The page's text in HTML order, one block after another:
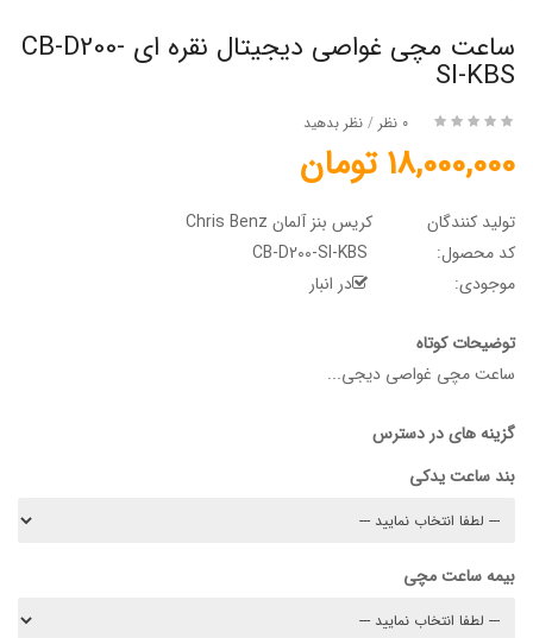
ساعت مچی غواصی دیجیتال نقره ای CB-D200-
SI-KBS
0 نظر / نظر بدهید
18,000,000 تومان
تولید کنندگان
کریس بنز آلمان Chris Benz
کد محصول:
موجودی:
در انبار
توضیحات کوتاه
ساعت مچی غواصی دیجی...
گزینه های در دسترس
بند ساعت یدکی
بیمه ساعت مچی